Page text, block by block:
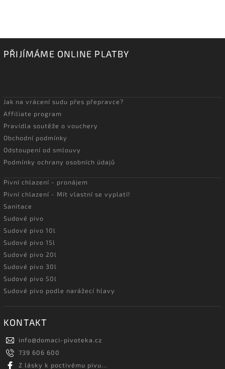
PŘIJÍMÁME ONLINE PLATBY
Jak na vrácení sudu přes přepravce?
Affiliate program
Pravidla soutěže o vouchery
Obchodní podmínky
Odstoupení od smlouvy
Podmínky ochrany osobních údajů
Pivní chlazení - pronájem
Pivní chlazení - Mít vlastní se vyplatí!
Sanitace
Sudové pivo
Sudové pivo 10l
Sudové pivo 15l
Sudové pivo 20l
Sudové pivo 30l
Sudové pivo 50l
Sudové pivo podle narážecí hlavy
KONTAKT
info@domaci-pivoteka.cz
739 606 600
Z lásky k poctivému pivu...